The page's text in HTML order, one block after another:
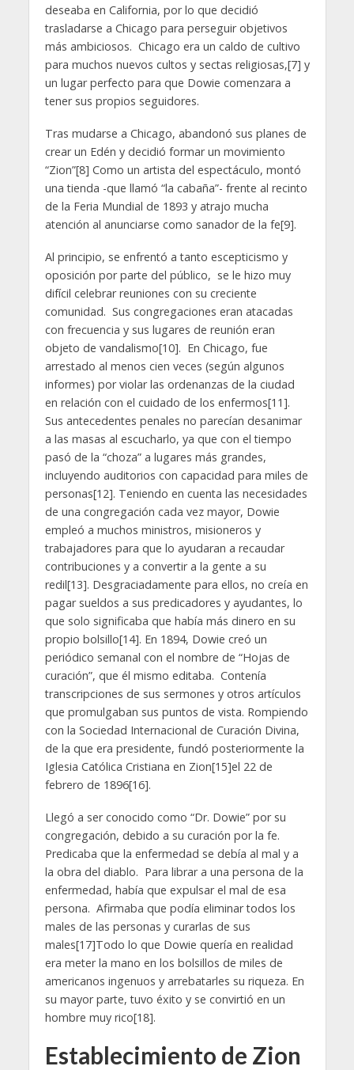
deseaba en California, por lo que decidió
trasladarse a Chicago para perseguir objetivos
más ambiciosos. Chicago era un caldo de cultivo
para muchos nuevos cultos y sectas religiosas,[7] y
un lugar perfecto para que Dowie comenzara a
tener sus propios seguidores.
Tras mudarse a Chicago, abandonó sus planes de
crear un Edén y decidió formar un movimiento
“Zion”[8] Como un artista del espectáculo, montó
una tienda -que llamó “la cabaña”- frente al recinto
de la Feria Mundial de 1893 y atrajo mucha
atención al anunciarse como sanador de la fe[9].
Al principio, se enfrentó a tanto escepticismo y
oposición por parte del público, se le hizo muy
difícil celebrar reuniones con su creciente
comunidad. Sus congregaciones eran atacadas
con frecuencia y sus lugares de reunión eran
objeto de vandalismo[10]. En Chicago, fue
arrestado al menos cien veces (según algunos
informes) por violar las ordenanzas de la ciudad
en relación con el cuidado de los enfermos[11].
Sus antecedentes penales no parecían desanimar
a las masas al escucharlo, ya que con el tiempo
pasó de la “choza” a lugares más grandes,
incluyendo auditorios con capacidad para miles de
personas[12]. Teniendo en cuenta las necesidades
de una congregación cada vez mayor, Dowie
empleó a muchos ministros, misioneros y
trabajadores para que lo ayudaran a recaudar
contribuciones y a convertir a la gente a su
redil[13]. Desgraciadamente para ellos, no creía en
pagar sueldos a sus predicadores y ayudantes, lo
que solo significaba que había más dinero en su
propio bolsillo[14]. En 1894, Dowie creó un
periódico semanal con el nombre de “Hojas de
curación”, que él mismo editaba. Contenía
transcripciones de sus sermones y otros artículos
que promulgaban sus puntos de vista. Rompiendo
con la Sociedad Internacional de Curación Divina,
de la que era presidente, fundó posteriormente la
Iglesia Católica Cristiana en Zion[15]el 22 de
febrero de 1896[16].
Llegó a ser conocido como “Dr. Dowie” por su
congregación, debido a su curación por la fe.
Predicaba que la enfermedad se debía al mal y a
la obra del diablo. Para librar a una persona de la
enfermedad, había que expulsar el mal de esa
persona. Afirmaba que podía eliminar todos los
males de las personas y curarlas de sus
males[17]Todo lo que Dowie quería en realidad
era meter la mano en los bolsillos de miles de
americanos ingenuos y arrebatarles su riqueza. En
su mayor parte, tuvo éxito y se convirtió en un
hombre muy rico[18].
Establecimiento de Zion